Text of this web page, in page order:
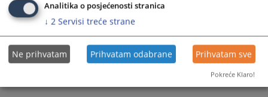
Godišnji izvještaj o provođenju planova integriteta u
pravosudnim institucijama za 2018. godinu
Analitika o posjećenosti stranica
↓ 2 Servisi treće strane
Ne prihvatam Prihvatam odabrane Prihvatam sve
Pokreće Klaro!